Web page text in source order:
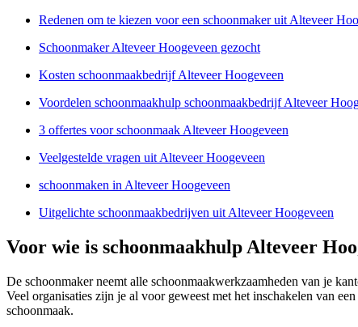
Redenen om te kiezen voor een schoonmaker uit Alteveer
Schoonmaker Alteveer Hoogeveen gezocht
Kosten schoonmaakbedrijf Alteveer Hoogeveen
Voordelen schoonmaakhulp schoonmaakbedrijf Alteveer
3 offertes voor schoonmaak Alteveer Hoogeveen
Veelgestelde vragen uit Alteveer Hoogeveen
schoonmaken in Alteveer Hoogeveen
Uitgelichte schoonmaakbedrijven uit Alteveer Hoogeveen
Voor wie is schoonmaakhulp Alteveer
De schoonmaker neemt alle schoonmaakwerkzaamheden van je
Veel organisaties zijn je al voor geweest met het inschakelen van
schoonmaak.